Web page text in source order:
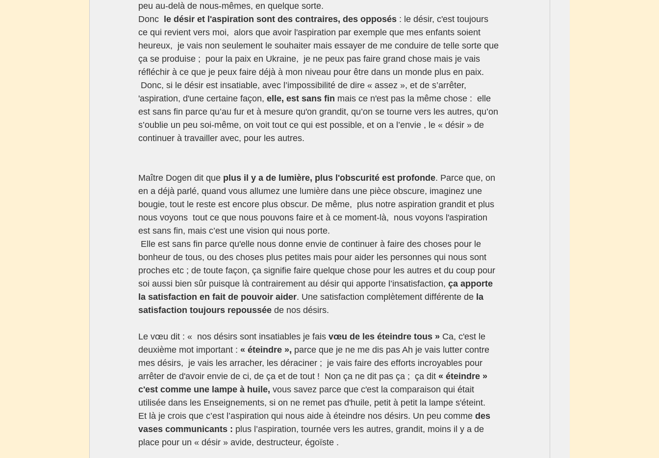
peu au-delà de nous-mêmes, en quelque sorte.
Donc le désir et l'aspiration sont des contraires, des opposés : le désir, c'est toujours
ce qui revient vers moi,  alors que avoir l'aspiration par exemple que mes enfants soient
heureux,  je vais non seulement le souhaiter mais essayer de me conduire de telle sorte que
ça se produise ;  pour la paix en Ukraine,  je ne peux pas faire grand chose mais je vais
réfléchir à ce que je peux faire déjà à mon niveau pour être dans un monde plus en paix.
'aspiration, d'une certaine façon, elle, est sans fin mais ce n'est pas la même chose :  elle
est sans fin parce qu’au fur et à mesure qu'on grandit, qu’on se tourne vers les autres, qu’on
s’oublie un peu soi-même, on voit tout ce qui est possible, et on a l’envie , le « désir » de
continuer à travailler avec, pour les autres.
Maître Dogen dit que plus il y a de lumière, plus l'obscurité est profonde. Parce que, on
en a déjà parlé, quand vous allumez une lumière dans une pièce obscure, imaginez une
bougie, tout le reste est encore plus obscur. De même,  plus notre aspiration grandit et plus
nous voyons  tout ce que nous pouvons faire et à ce moment-là,  nous voyons l'aspiration
est sans fin, mais c’est une vision qui nous porte.
bonheur de tous, ou des choses plus petites mais pour aider les personnes qui nous sont
proches etc ; de toute façon, ça signifie faire quelque chose pour les autres et du coup pour
soi aussi bien sûr puisque là contrairement au désir qui apporte l’insatisfaction, ça apporte
la satisfaction en fait de pouvoir aider. Une satisfaction complètement différente de la
satisfaction toujours repoussée de nos désirs.
Le vœu dit : «  nos désirs sont insatiables je fais vœu de les éteindre tous » Ca, c'est le
deuxième mot important : « éteindre », parce que je ne me dis pas Ah je vais lutter contre
mes désirs,  je vais les arracher, les déraciner ;  je vais faire des efforts incroyables pour
arrêter de d'avoir envie de ci, de ça et de tout !  Non ça ne dit pas ça ;  ça dit « éteindre »
c'est comme une lampe à huile, vous savez parce que c'est la comparaison qui était
utilisée dans les Enseignements, si on ne remet pas d'huile, petit à petit la lampe s'éteint.
Et là je crois que c’est l’aspiration qui nous aide à éteindre nos désirs. Un peu comme des
vases communicants : plus l’aspiration, tournée vers les autres, grandit, moins il y a de
place pour un « désir » avide, destructeur, égoïste .